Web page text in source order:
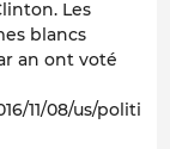
Les
blancs
an ont voté
11/08/us/